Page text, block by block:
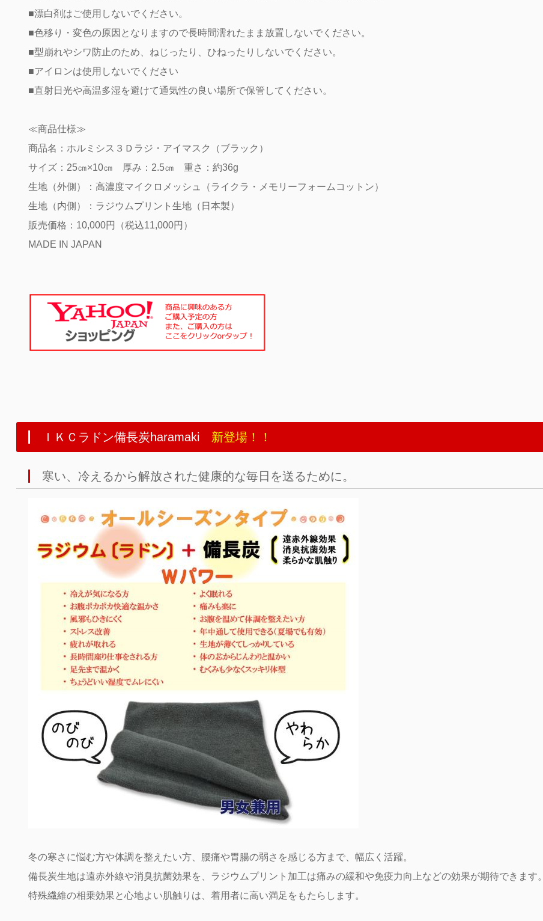
■漂白剤はご使用しないでください。
■色移り・変色の原因となりますので長時間濡れたまま放置しないでください。
■型崩れやシワ防止のため、ねじったり、ひねったりしないでください。
■アイロンは使用しないでください
■直射日光や高温多湿を避けて通気性の良い場所で保管してください。
≪商品仕様≫
商品名：ホルミシス３Ｄラジ・アイマスク（ブラック）
サイズ：25㎝×10㎝ 厚み：2.5㎝ 重さ：約36g
生地（外側）：高濃度マイクロメッシュ（ライクラ・メモリーフォームコットン）
生地（内側）：ラジウムプリント生地（日本製）
販売価格：10,000円（税込11,000円）
MADE IN JAPAN
ＩＫＣラドン備長炭haramaki新登場！！
寒い、冷えるから解放された健康的な毎日を送るために。
冬の寒さに悩む方や体調を整えたい方、腰痛や胃腸の弱さを感じる方まで、幅広く活躍。
備長炭生地は遠赤外線や消臭抗菌効果を、ラジウムプリント加工は痛みの緩和や免疫力向上などの効果が期待できます。
特殊繊維の相乗効果と心地よい肌触りは、着用者に高い満足をもたらします。